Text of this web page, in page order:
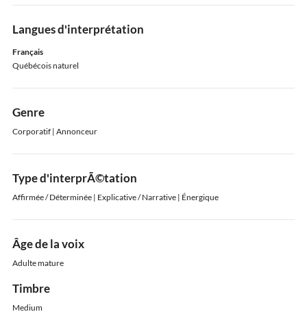
Langues d'interprétation
Français
Québécois naturel
Genre
Corporatif | Annonceur
Type d'interprÃ©tation
Affirmée / Déterminée | Explicative / Narrative | Énergique
Âge de la voix
Adulte mature
Timbre
Medium